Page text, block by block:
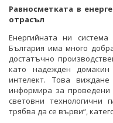
Равносметката в
отрасъл
Енергийната ни
България има много
достатъчно
като надежден домакин
интелект. Това
информира за проведени
световни технологични
трябва да се върви“,